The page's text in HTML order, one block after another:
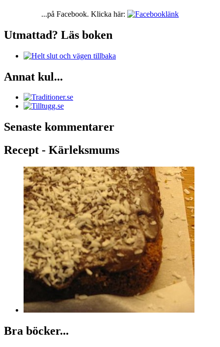
...på Facebook. Klicka här:
Utmattad? Läs boken
Annat kul...
Senaste kommentarer
Recept - Kärleksmums
Bra böcker...